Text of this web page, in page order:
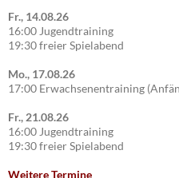
Fr., 14.08.26
16:00 Jugendtraining
19:30 freier Spielabend
Mo., 17.08.26
17:00 Erwachsenentraining
Fr., 21.08.26
16:00 Jugendtraining
19:30 freier Spielabend
Weitere Termine